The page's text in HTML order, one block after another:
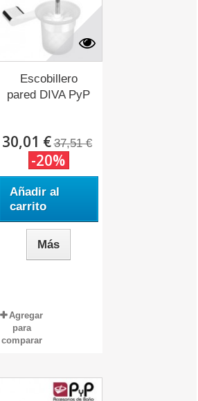
Escobillero
pared DIVA PyP
30,01 € 37,51 €
-20%
Añadir al
carrito
Más
Agregar
para
comparar